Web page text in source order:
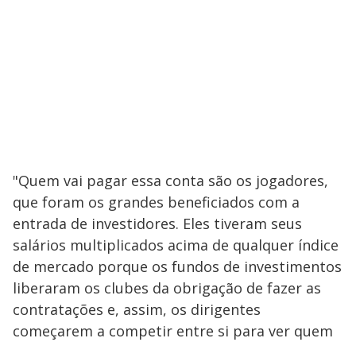
"Quem vai pagar essa conta são os jogadores,
que foram os grandes beneficiados com a
entrada de investidores. Eles tiveram seus
salários multiplicados acima de qualquer índice
de mercado porque os fundos de investimentos
liberaram os clubes da obrigação de fazer as
contratações e, assim, os dirigentes
começarem a competir entre si para ver quem